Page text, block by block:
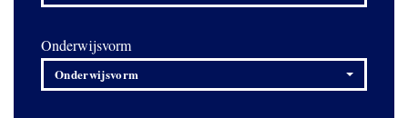
Onderwijsvorm
Onderwijsvorm